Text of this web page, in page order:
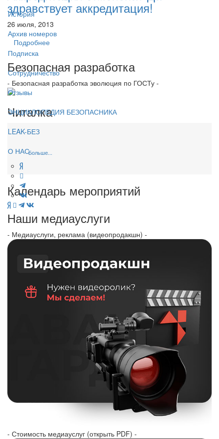
История
Архив номеров
Подписка
Сотрудничество
Отзывы
ЭНЦИКЛОПЕДИЯ БЕЗОПАСНИКА
LEAK-БЕЗ
О НАС
здравствует аккредитация!
26 июля, 2013
Подробнее
Безопасная разработка
- Безопасная разработка эволюция по ГОСТу -
Читалка
Больше...
Календарь мероприятий
Наши медиауслуги
- Медиауслуги, реклама (видеопродакшн) -
- Стоимость медиауслуг (открыть PDF) -